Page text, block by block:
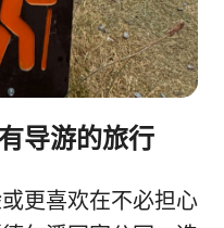
导游的旅行
更喜欢在不必担心